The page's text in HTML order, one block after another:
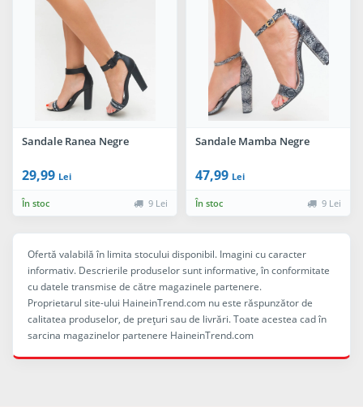
Sandale Ranea Negre
29,99 Lei
În stoc 9 Lei
Sandale Mamba Negre
47,99 Lei
În stoc 9 Lei
Ofertă valabilă în limita stocului disponibil. Imagini cu caracter
informativ. Descrierile produselor sunt informative, în conformitate
cu datele transmise de către magazinele partenere.
Proprietarul site-ului HaineinTrend.com nu este răspunzător de
calitatea produselor, de preţuri sau de livrări. Toate acestea cad în
sarcina magazinelor partenere HaineinTrend.com